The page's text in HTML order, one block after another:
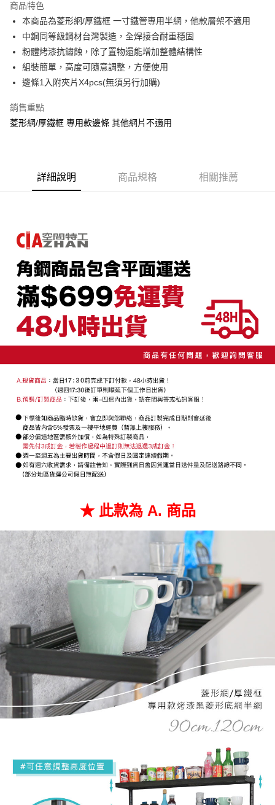
合作金庫商業銀行
華南商業銀行
彰化商業銀行
上海商業儲蓄銀行
台北富邦商業銀行
國泰世華商業銀行
兆豐國際商業銀行
臺灣中小企業銀行
台中商業銀行
匯豐（台灣）商業銀行
華泰商業銀行
聯邦商業銀行
遠東國際商業銀行
元大商業銀行
台新國際商業銀行
中國信託商業銀行
6 期 0 利率 每期
華南商業銀行
彰化商業銀行
上海商業儲蓄銀行
台北富邦商業銀行
國泰世華商業銀行
兆豐國際商業銀行
臺灣中小企業銀行
台中商業銀行
聯邦商業銀行
元大商業銀行
永豐商業銀行
LINE Pay
Apple Pay
悠遊付
Google Pay
全盈+PAY
【大哥付你分期使用說明】
3.實際核准額度、可分期數及費用金額請依後續交易確認頁面所載為準。
4.訂單成立30分鐘內，如未前往確認交易或遇審核未通過，訂單將自動取
法說明評估內容。
【繳款方式說明】
1.分期款項不併入電信帳單，「大哥付你分期」於每月結算日後寄送繳費提
醒簡訊。
2.透過簡訊連結打開帳單後，可選擇「超商條碼／台灣大直營門市／銀行轉
帳／街口支付／iPASS MONEY」等通路繳費。
1.本服務係由「台灣大哥大股份有限公司」（以下簡稱本公司）所提供，讓
用戶於交易時，得透過本服務購買商品或服務，並由商店將買賣／分期付款
2.基於同意付款使用「大哥付你分期」之契約關係目的，商店將以您的個人
資料（包含姓名、電話或地址）提供予台灣大哥大進項蒐集、處理及利用，
3.完整用戶服務條款，請詳閱以下連結：https://oppay.tw/userRule
AFTEE先享後付
便利好安心！
１．簡單：不需註冊會員、不需綁卡、不需儲值。
２．便利：只要手機號碼，簡訊認證，即可結帳。
３．安心：先確認商品／服務後，再付款。
【「AFTEE先享後付」結帳流程】
１．於結帳方式選擇「AFTEE先享後付」後，將跳轉至「AFTEE先享後付」
結帳頁面，進行簡訊認證並確認金額後，即可完成結帳。
２．訂單成立數日內，您將收到繳費通知簡訊。
３．收到繳費通知簡訊後14天內，點擊此簡訊中的連結，可透過四大超商／
ATM／網路銀行／等多元方式進行付款，方視為交易完成。
※ 請注意：結帳手續完成當下不需立刻繳費，但若您需要取消訂單，請聯絡
後付繳納相關費用。
※ 交易是否成功請以「AFTEE先享後付 」之結帳頁面顯示為準，若有關於
是否繳費成功／繳費後需取消欲退款等相關疑問，請聯繫「AFTEE先享後付
客戶支援中心」
【注意事項】
１．透過由恩沛科技股份有限公司提供之「AFTEE先享後付」服務完成之交
易，需依本服務之必要範圍內提供個人資料，並將交易相關給付款項請求債
權轉讓予恩沛科技股份有限公司。
２．關於個人資料處理事宜，請瀏覽以下網址：
３．未成年的使用者請事先徵得法定代理人或監護人之同意方可使用
「AFTEE先享後付」，若未經同意申辦者引起之損失，本公司不負相關責
４．使用「AFTEE先享後付」時，將依據個別帳號之用戶狀況，依本公司即
時審查核予不同之上限額度；若仍有額度不足之情形，本公司將視審查結果
請求用戶進行身份認證。
５．嚴禁一人註冊多個帳號或使用他人資訊註冊。若發現惡意使用之情形，
恩沛科技股份有限公司將有權停止該用戶之使用額度並採取法律行動。
運送方式
宅配/貨運（特殊地區下單前請先確認運費是否需加價）
每筆NT$130，滿NT$699(含以上)免運費
商品特色
本商品為菱形網/厚鐵框 一寸鐵管專用半網，他款層架不適用
中鋼同等級鋼材台灣製造，全焊接合耐重穩固
粉體烤漆抗鏽蝕，除了置物還能增加整體結構性
組裝簡單，高度可隨意調整，方便使用
邊條1入附夾片X4pcs(無須另行加購)
銷售重點
菱形網/厚鐵框 專用款邊條 其他網片不適用
詳細說明 商品規格 相關推薦
★ 此款為 A. 商品